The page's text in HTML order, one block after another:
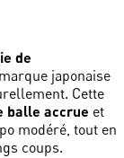
de
japonaise
Cette
balle accrue et
modéré, tout en
coups.